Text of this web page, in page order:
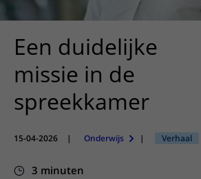
Onderzoeken en diagnostiek
Bloedprikken
Bezoektijden
Wijzigen patiëntgegevens
Mijn UMC Utrecht patiëntportaal
Faciliteiten en voorzieningen
Bezoekregels
Route naar het ziekenhuis
Parkeren
Wegwijs in het ziekenhuis
Contact met verpleegafdeling
Het Wilhelmina Kinderziekenhuis
Teleconsult aanvragen
Diagnostiek aanvragen
Zorgverlenersportaal
Research
Onderwijs
Werken bij het UMC Utrecht
Een duidelijke
missie in de
spreekkamer
15-04-2026 | Onderwijs | Verhaal
3 minuten